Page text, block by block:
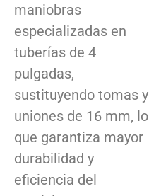
maniobras
especializadas en
tuberías de 4
pulgadas,
sustituyendo tomas y
uniones de 16 mm, lo
que garantiza mayor
durabilidad y
eficiencia del